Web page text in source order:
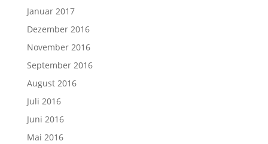
Januar 2017
Dezember 2016
November 2016
September 2016
August 2016
Juli 2016
Juni 2016
Mai 2016